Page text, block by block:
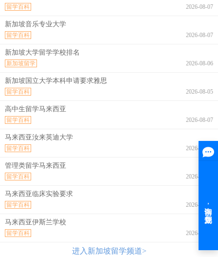
2026-08-07
留学百科
新加坡音乐专业大学
2026-08-07
留学百科
新加坡大学留学学校排名
2026-08-06
新加坡留学
新加坡国立大学本科申请要求雅思
2026-08-05
留学百科
高中生留学马来西亚
2026-08-07
留学百科
马来西亚汝来英迪大学
2026-08-07
留学百科
管理类留学马来西亚
2026-08-07
留学百科
马来西亚临床实验要求
2026-08-07
留学百科
马来西亚伊斯兰学校
2026-08-07
留学百科
进入新加坡留学频道>